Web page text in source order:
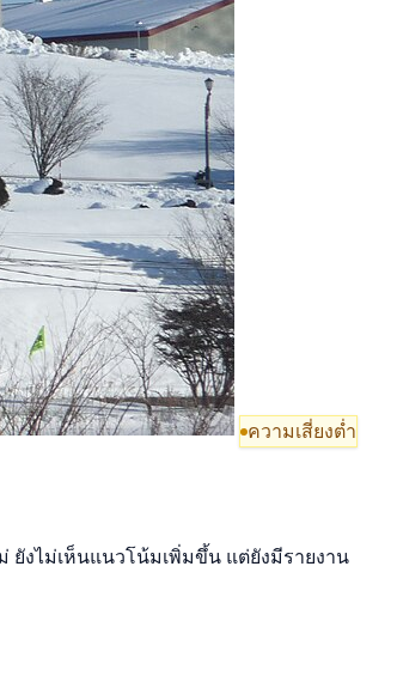
ความเสี่ยงต่ำ
ยังไม่เห็นแนวโน้มเพิ่มขึ้น แต่ยังมีรายงาน